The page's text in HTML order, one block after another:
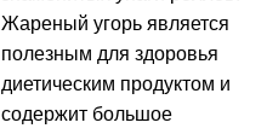
Жареный угорь является
полезным для здоровья
диетическим продуктом и
содержит большое